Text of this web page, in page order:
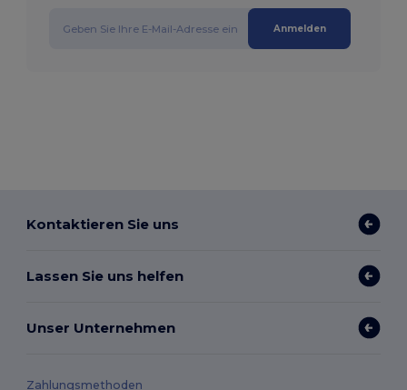
Anmelden
Kontaktieren Sie uns
Lassen Sie uns helfen
Unser Unternehmen
Zahlungsmethoden